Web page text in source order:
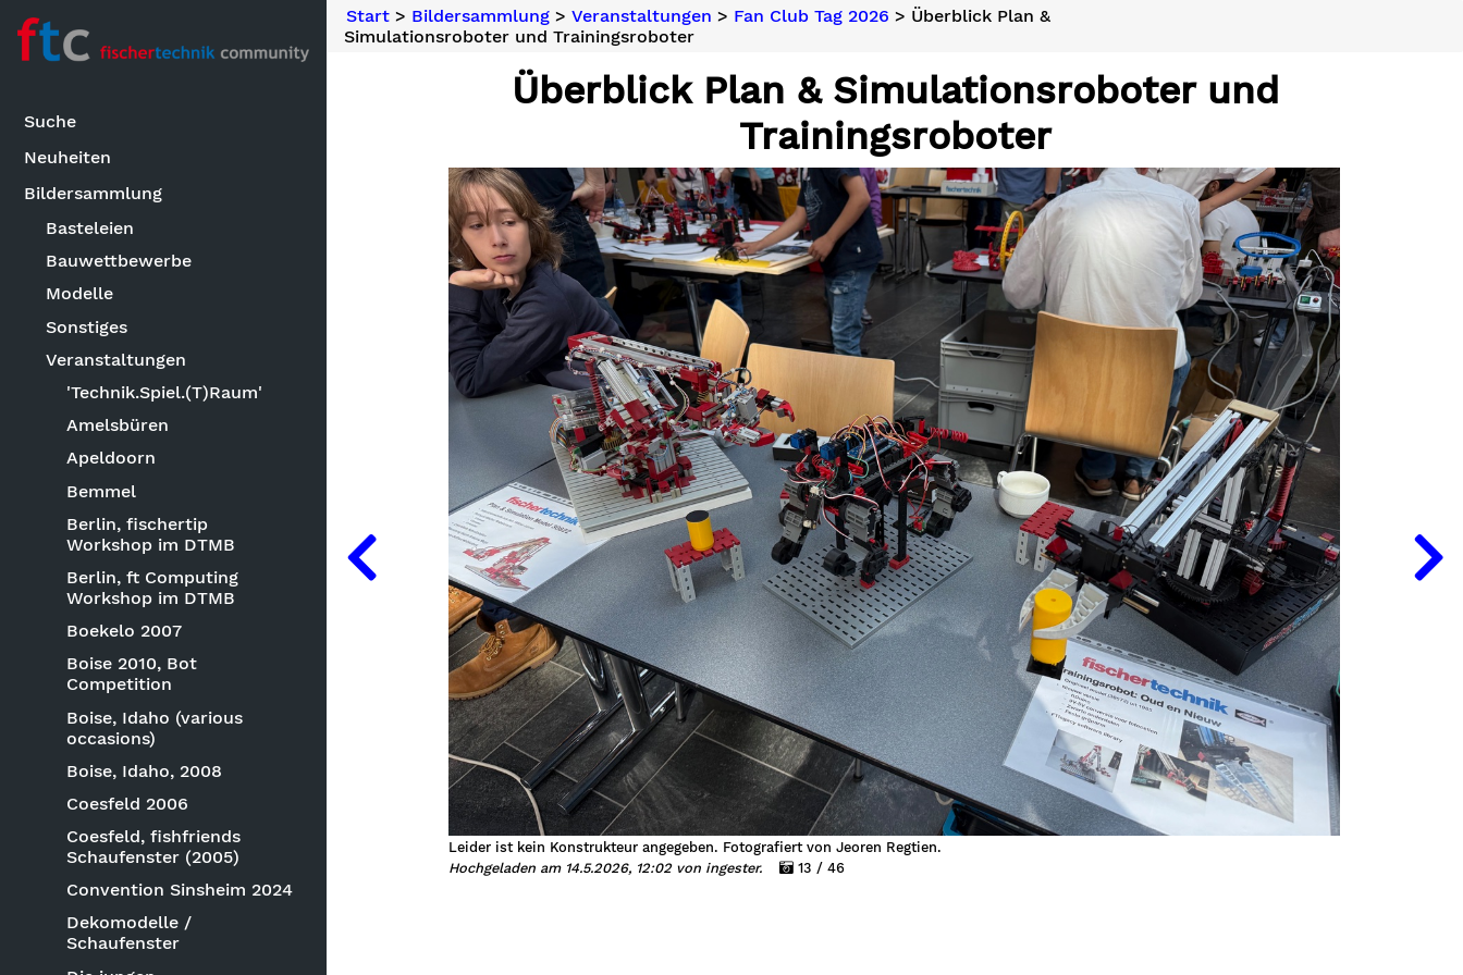
Suche
Neuheiten
Bildersammlung
Basteleien
Bauwettbewerbe
Modelle
Sonstiges
Veranstaltungen
'Technik.Spiel.(T)Raum'
Amelsbüren
Apeldoorn
Bemmel
Berlin, fischertip
Workshop im DTMB
Berlin, ft Computing
Workshop im DTMB
Boekelo 2007
Boise 2010, Bot
Competition
Boise, Idaho (various
occasions)
Boise, Idaho, 2008
Coesfeld 2006
Coesfeld, fishfriends
Schaufenster (2005)
Convention Sinsheim 2024
Dekomodelle /
Schaufenster
Start> Bildersammlung> Veranstaltungen > Fan Club Tag 2026 > Überblick Plan &
Simulationsroboter und Trainingsroboter
Überblick Plan & Simulationsroboter und
Trainingsroboter
Leider ist kein Konstrukteur angegeben. Fotografiert von Jeoren Regtien.
Hochgeladen am 14.5.2026, 12:02 von ingester.
13 / 46